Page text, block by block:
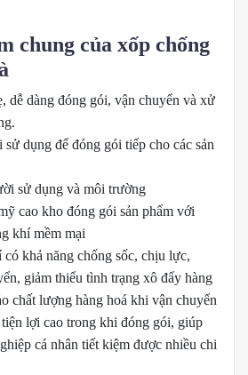
chung của xốp chống
dễ dàng đóng gói, vận chuyển và xử
sử dụng để đóng gói tiếp cho các sản
sử dụng và môi trường
cao kho đóng gói sản phẩm với
khí mềm mại
khả năng chống sốc, chịu lực,
giảm thiểu tình trạng xô đẩy hàng
chất lượng hàng hoá khi vận chuyển
lợi cao trong khi đóng gói, giúp
cá nhân tiết kiệm được nhiều chi